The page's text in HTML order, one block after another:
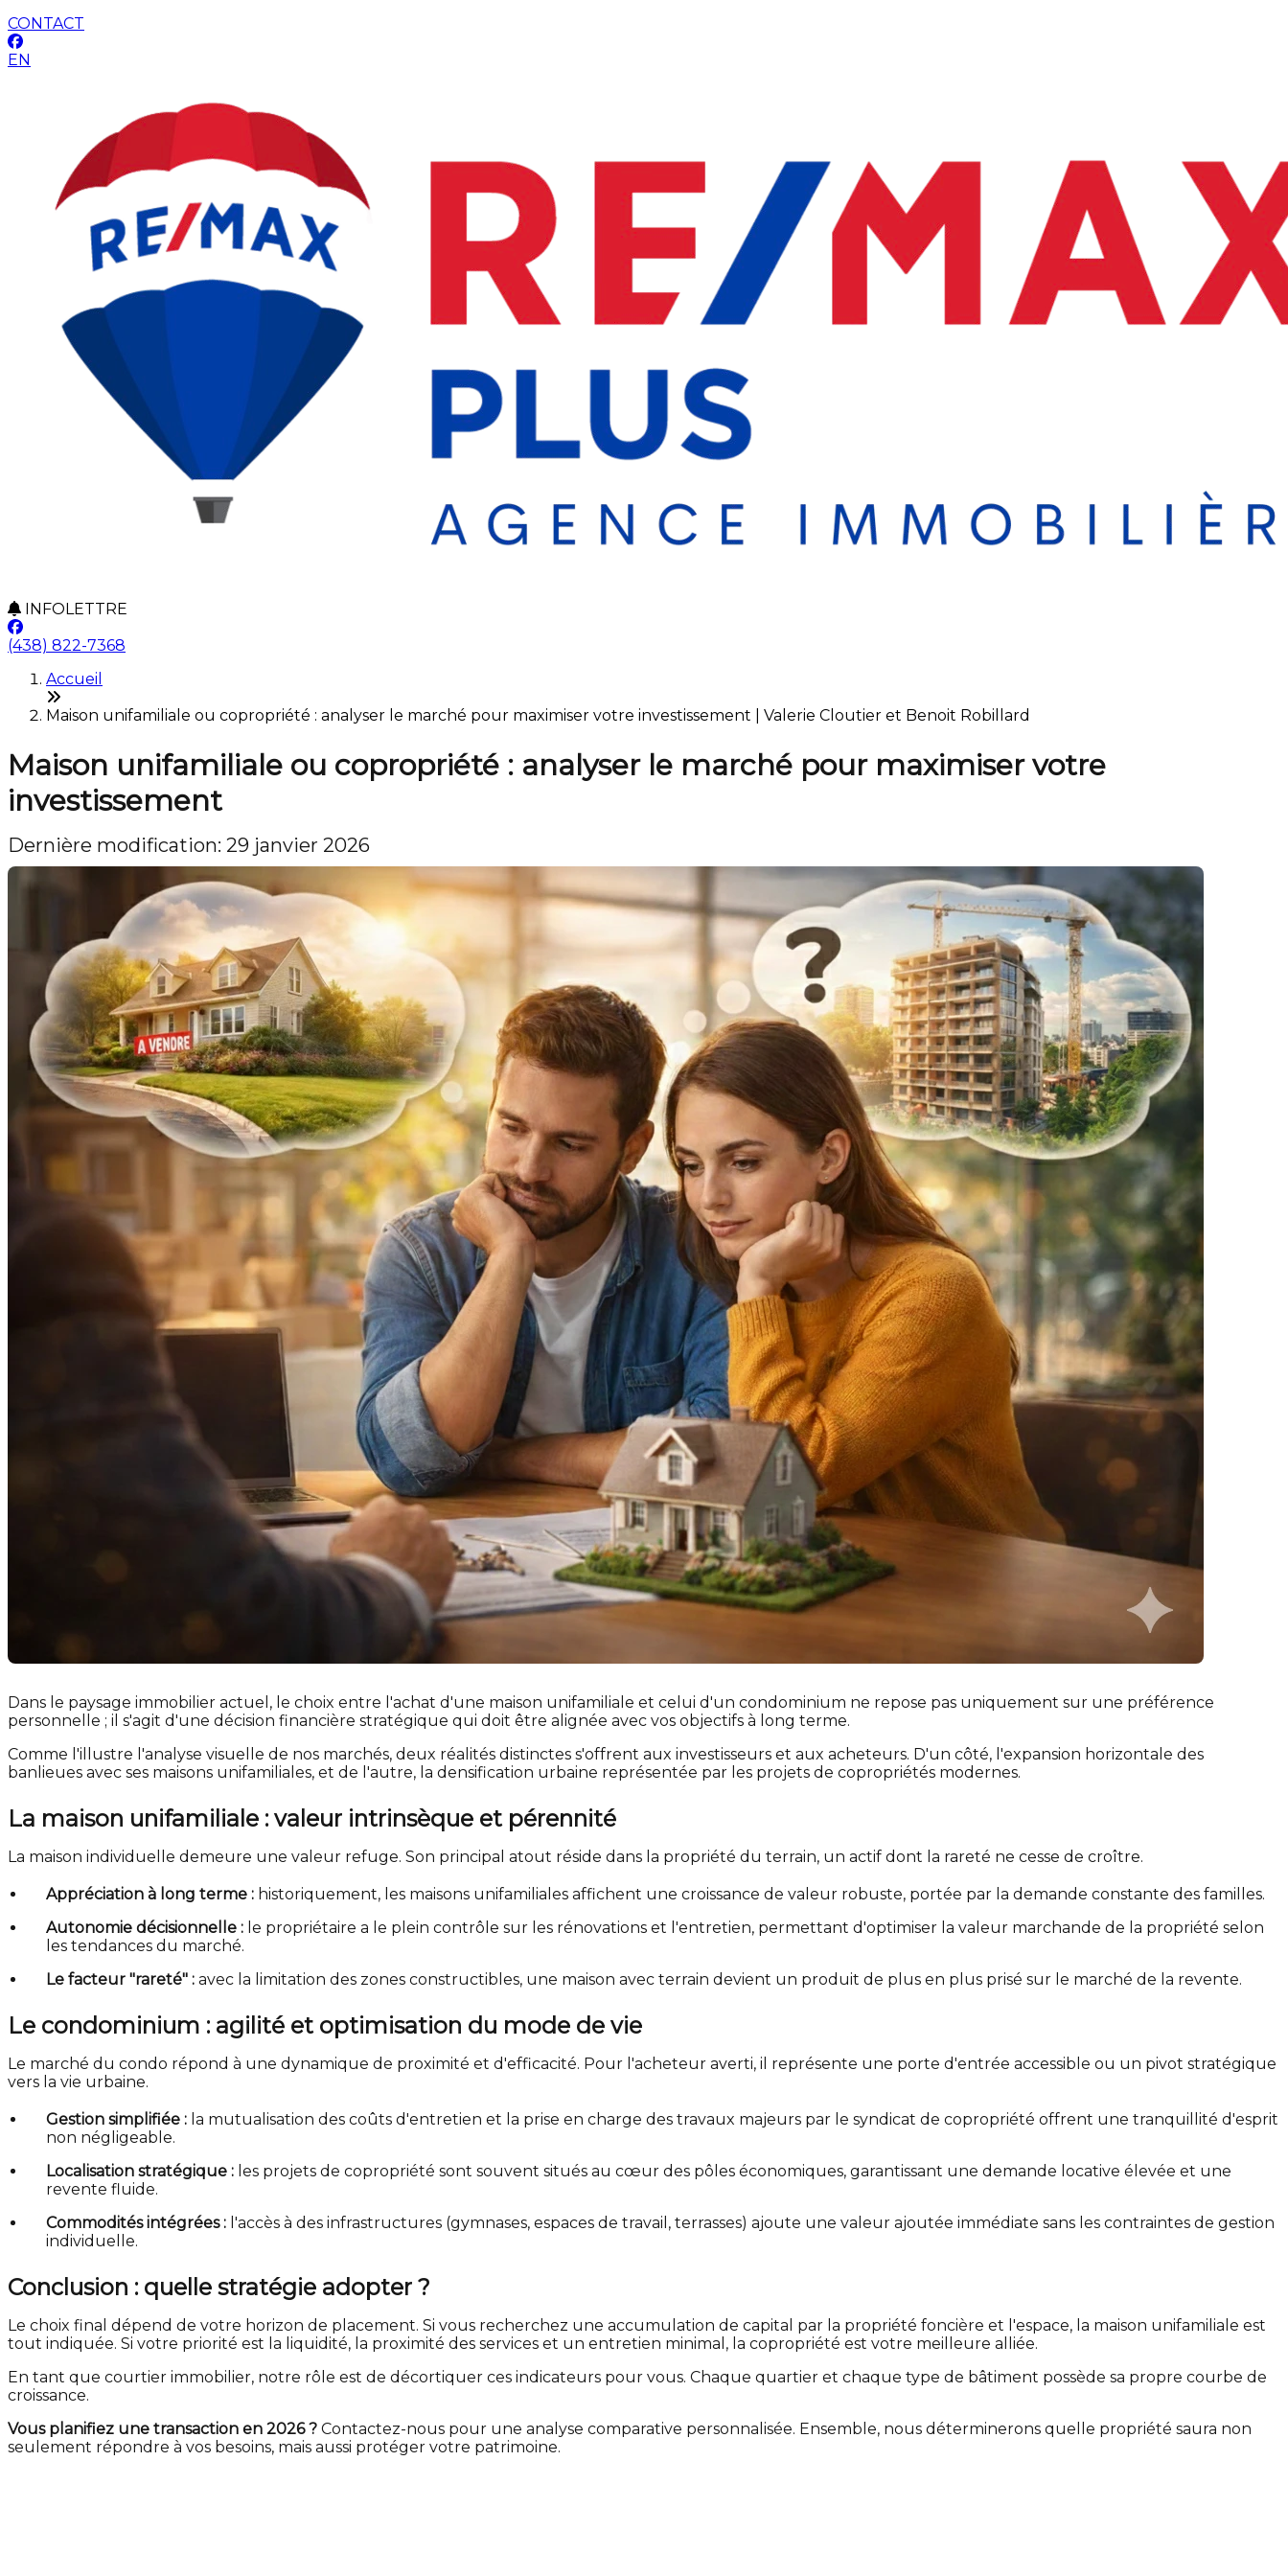
CONTACT
EN
INFOLETTRE
(438) 822-7368
Accueil
Maison unifamiliale ou copropriété : analyser le marché pour maximiser votre investissement | Valerie Cloutier et Benoit Robillard
Maison unifamiliale ou copropriété : analyser le marché pour maximiser votre
investissement
Dernière modification: 29 janvier 2026
Dans le paysage immobilier actuel, le choix entre l'achat d'une maison unifamiliale et celui d'un condominium ne repose pas uniquement sur une préférence
personnelle ; il s'agit d'une décision financière stratégique qui doit être alignée avec vos objectifs à long terme.
Comme l'illustre l'analyse visuelle de nos marchés, deux réalités distinctes s'offrent aux investisseurs et aux acheteurs. D'un côté, l'expansion horizontale des
banlieues avec ses maisons unifamiliales, et de l'autre, la densification urbaine représentée par les projets de copropriétés modernes.
La maison unifamiliale : valeur intrinsèque et pérennité
La maison individuelle demeure une valeur refuge. Son principal atout réside dans la propriété du terrain, un actif dont la rareté ne cesse de croître.
Appréciation à long terme : historiquement, les maisons unifamiliales affichent une croissance de valeur robuste, portée par la demande constante des familles.
Autonomie décisionnelle : le propriétaire a le plein contrôle sur les rénovations et l'entretien, permettant d'optimiser la valeur marchande de la propriété selon
les tendances du marché.
Le facteur "rareté" : avec la limitation des zones constructibles, une maison avec terrain devient un produit de plus en plus prisé sur le marché de la revente.
Le condominium : agilité et optimisation du mode de vie
Le marché du condo répond à une dynamique de proximité et d'efficacité. Pour l'acheteur averti, il représente une porte d'entrée accessible ou un pivot stratégique
vers la vie urbaine.
Gestion simplifiée : la mutualisation des coûts d'entretien et la prise en charge des travaux majeurs par le syndicat de copropriété offrent une tranquillité d'esprit
non négligeable.
Localisation stratégique : les projets de copropriété sont souvent situés au cœur des pôles économiques, garantissant une demande locative élevée et une
revente fluide.
Commodités intégrées : l'accès à des infrastructures (gymnases, espaces de travail, terrasses) ajoute une valeur ajoutée immédiate sans les contraintes de gestion
individuelle.
Conclusion : quelle stratégie adopter ?
Le choix final dépend de votre horizon de placement. Si vous recherchez une accumulation de capital par la propriété foncière et l'espace, la maison unifamiliale est
tout indiquée. Si votre priorité est la liquidité, la proximité des services et un entretien minimal, la copropriété est votre meilleure alliée.
En tant que courtier immobilier, notre rôle est de décortiquer ces indicateurs pour vous. Chaque quartier et chaque type de bâtiment possède sa propre courbe de
croissance.
Vous planifiez une transaction en 2026 ? Contactez-nous pour une analyse comparative personnalisée. Ensemble, nous déterminerons quelle propriété saura non
seulement répondre à vos besoins, mais aussi protéger votre patrimoine.